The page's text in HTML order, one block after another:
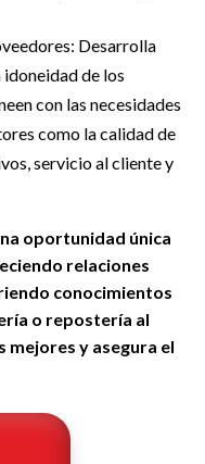
Desarrolla
de los
con las necesidades
como la calidad de
servicio al cliente y
oportunidad única
relaciones
conocimientos
o repostería al
mejores y asegura el